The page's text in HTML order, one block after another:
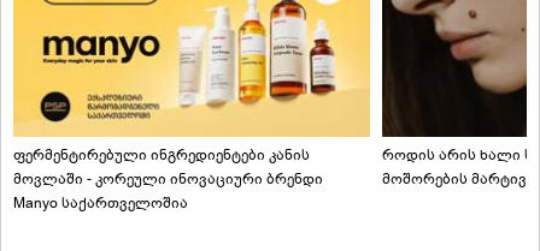
ფერმენტირებული ინგრედიენტები კანის
მოვლაში - კორეული ინოვაციური ბრენდი
Manyo საქართველოშია
როდის არის ხალი
მოშორების